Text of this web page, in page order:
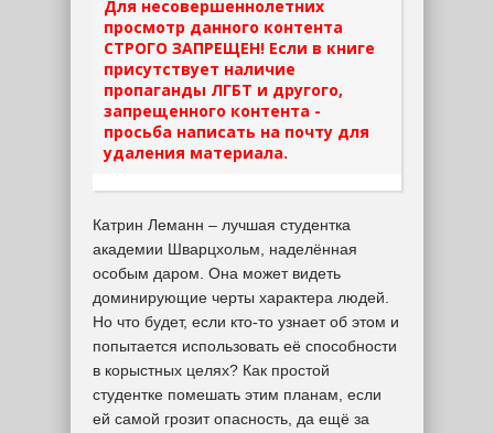
Для несовершеннолетних
просмотр данного контента
СТРОГО ЗАПРЕЩЕН! Если в книге
присутствует наличие
пропаганды ЛГБТ и другого,
запрещенного контента -
просьба написать на почту для
удаления материала.
Катрин Леманн – лучшая студентка
академии Шварцхольм, наделённая
особым даром. Она может видеть
доминирующие черты характера людей.
Но что будет, если кто-то узнает об этом и
попытается использовать её способности
в корыстных целях? Как простой
студентке помешать этим планам, если
ей самой грозит опасность, да ещё за